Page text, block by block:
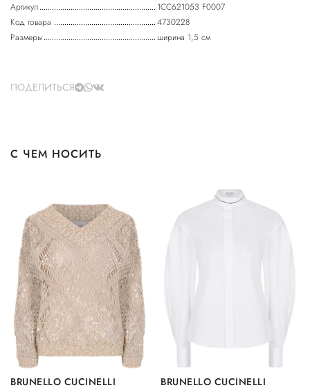
Артикул
1CC621053 F0007
Код товара
4730228
Размеры
ширина 1,5 см
ПОДЕЛИТЬСЯ
С ЧЕМ НОСИТЬ
BRUNELLO CUCINELLI BRUNELLO CUCINELLI